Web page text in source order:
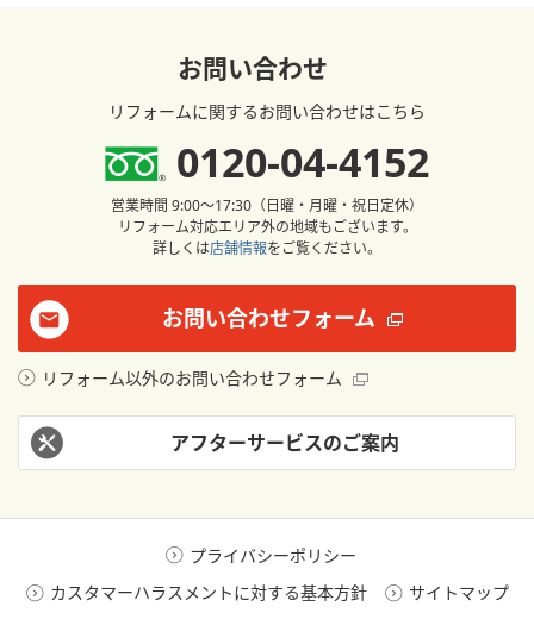
お問い合わせ
リフォームに関するお問い合わせはこちら
0120-04-4152
営業時間 9:00〜17:30（日曜・月曜・祝日定休）
リフォーム対応エリア外の地域もございます。
詳しくは店舗情報をご覧ください。
お問い合わせフォーム
リフォーム以外のお問い合わせフォーム
アフターサービスのご案内
プライバシーポリシー
カスタマーハラスメントに対する基本方針
サイトマップ